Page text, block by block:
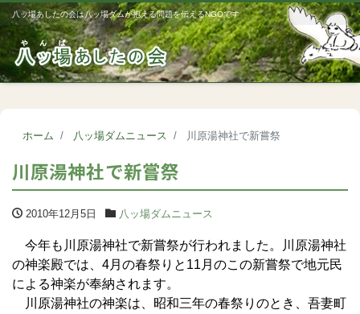
八ッ場あしたの会は八ッ場ダムが抱える問題を伝えるNGOです
ホーム 八ッ場ダムニュース 川原湯神社で新嘗祭
川原湯神社で新嘗祭
2010年12月5日 八ッ場ダムニュース
今年も川原湯神社で新嘗祭が行われました。川原湯神社
の神楽殿では、4月の春祭りと11月のこの新嘗祭で地元民
による神楽が奉納されます。
川原湯神社の神楽は、昭和三年の春祭りのとき、吾妻町